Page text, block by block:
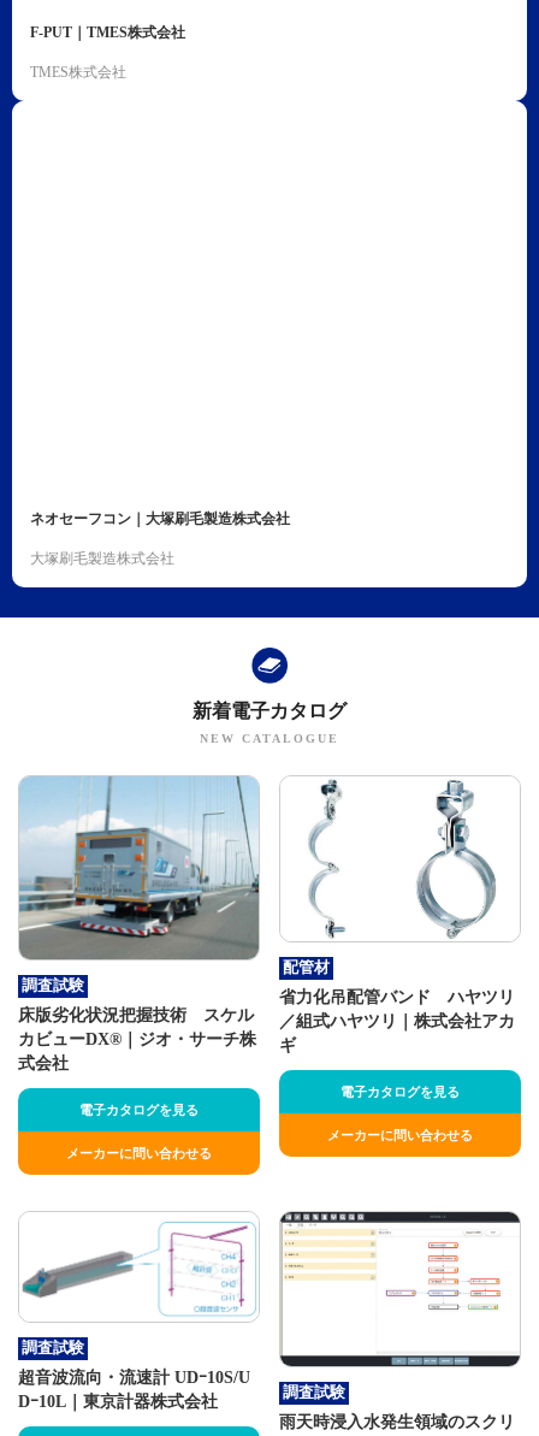
F-PUT｜TMES株式会社
TMES株式会社
ネオセーフコン｜大塚刷毛製造株式会社
大塚刷毛製造株式会社
新着電子カタログ
調査試験
床版劣化状況把握技術 スケル
カビューDX®｜ジオ・サーチ株
式会社
電子カタログを見る
メーカーに問い合わせる
配管材
省力化吊配管バンド ハヤツリ
／組式ハヤツリ｜株式会社アカ
ギ
電子カタログを見る
メーカーに問い合わせる
調査試験
超音波流向・流速計 UDｰ10S/U
Dｰ10L｜東京計器株式会社
調査試験
雨天時浸入水発生領域のスクリ